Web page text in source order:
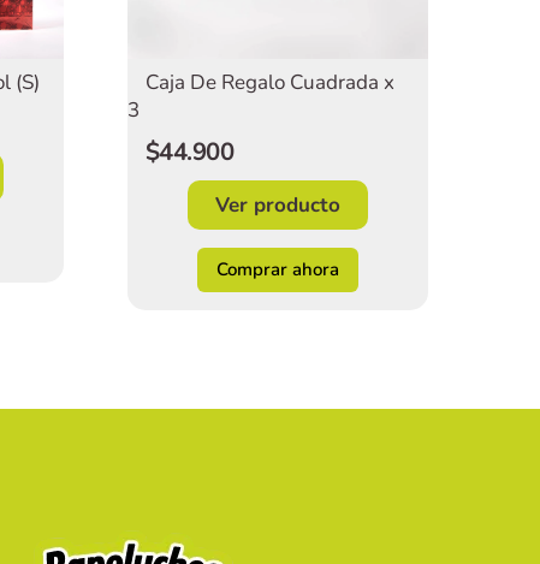
(S)
Caja De Regalo Cuadrada x
3
$44.900
Ver producto
Comprar ahora